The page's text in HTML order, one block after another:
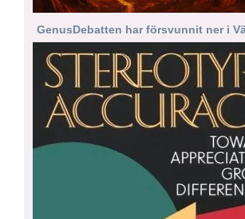
GenusDebatten har försvunnit ner i